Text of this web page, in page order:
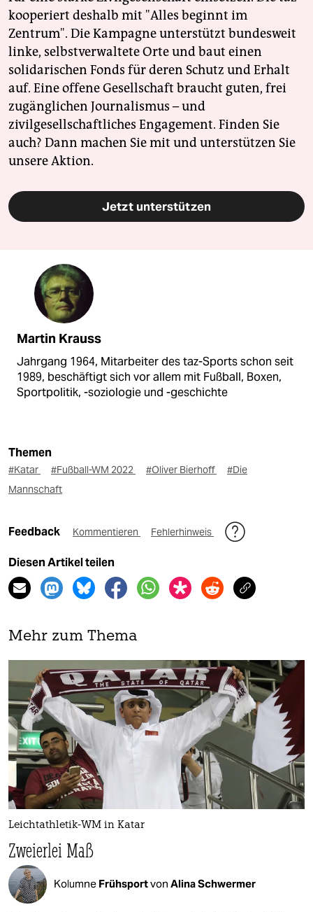
kooperiert deshalb mit "Alles beginnt im
Zentrum". Die Kampagne unterstützt bundesweit
linke, selbstverwaltete Orte und baut einen
solidarischen Fonds für deren Schutz und Erhalt
auf. Eine offene Gesellschaft braucht guten, frei
zugänglichen Journalismus – und
zivilgesellschaftliches Engagement. Finden Sie
auch? Dann machen Sie mit und unterstützen Sie
unsere Aktion.
Jetzt unterstützen
Martin Krauss
Jahrgang 1964, Mitarbeiter des taz-Sports schon seit
1989, beschäftigt sich vor allem mit Fußball, Boxen,
Sportpolitik, -soziologie und -geschichte
Themen
#Katar #Fußball-WM 2022 #Oliver Bierhoff
#Die
Mannschaft
Feedback Kommentieren Fehlerhinweis
Diesen Artikel teilen
Mehr zum Thema
Leichtathletik-WM in Katar
Zweierlei Maß
Kolumne Frühsportvon Alina Schwermer